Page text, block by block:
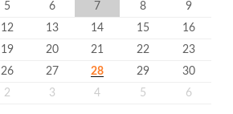
5 6 7 8
9
12 13 14 15
16
19 20 21 22
23
26 27 28 29
30
2 3 4 5 6